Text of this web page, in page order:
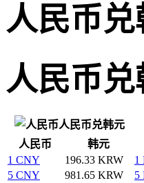
人民币
人民币
人民币兑韩元
人民币
韩元
1 CNY
196.33 KRW 1
5 CNY
981.65 KRW 5